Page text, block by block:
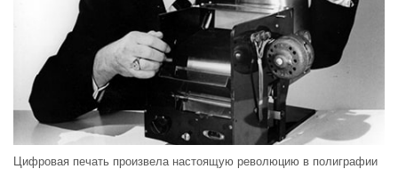
Цифровая печать произвела настоящую революцию в полиграфии